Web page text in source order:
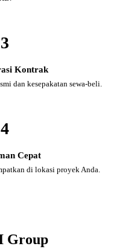
3
Kontrak
dan kesepakatan sewa-beli.
4
Cepat
di lokasi proyek Anda.
Group